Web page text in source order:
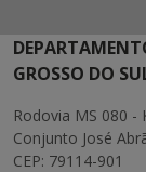
GROSSO DO
Rodovia MS 080 -
Conjunto José
CEP: 79114-901